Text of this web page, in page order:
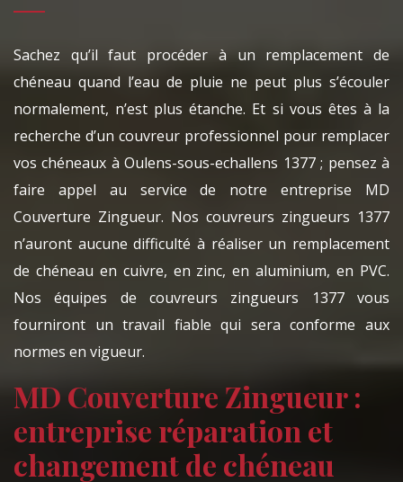
Sachez qu’il faut procéder à un remplacement de
chéneau quand l’eau de pluie ne peut plus s’écouler
normalement, n’est plus étanche. Et si vous êtes à la
recherche d’un couvreur professionnel pour remplacer
vos chéneaux à Oulens-sous-echallens 1377 ; pensez à
faire appel au service de notre entreprise MD
Couverture Zingueur. Nos couvreurs zingueurs 1377
n’auront aucune difficulté à réaliser un remplacement
de chéneau en cuivre, en zinc, en aluminium, en PVC.
Nos équipes de couvreurs zingueurs 1377 vous
fourniront un travail fiable qui sera conforme aux
normes en vigueur.
MD Couverture Zingueur :
entreprise réparation et
changement de chéneau